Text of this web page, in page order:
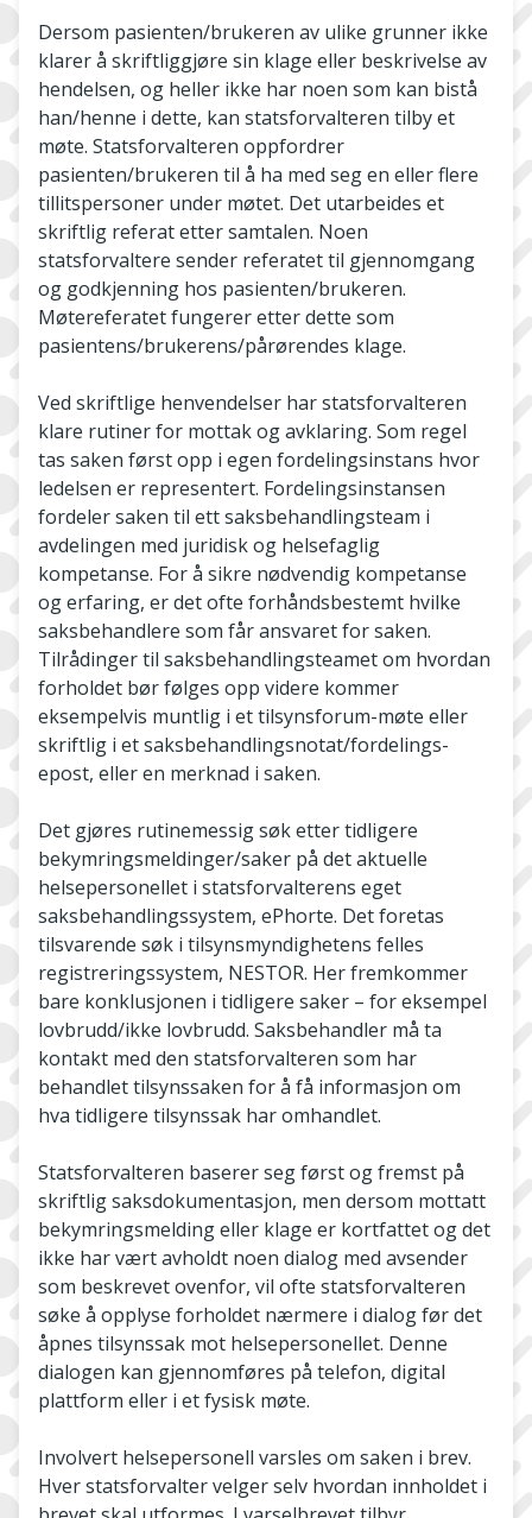
Dersom pasienten/brukeren av ulike grunner ikke
klarer å skriftliggjøre sin klage eller beskrivelse av
hendelsen, og heller ikke har noen som kan bistå
han/henne i dette, kan statsforvalteren tilby et
møte. Statsforvalteren oppfordrer
pasienten/brukeren til å ha med seg en eller flere
tillitspersoner under møtet. Det utarbeides et
skriftlig referat etter samtalen. Noen
statsforvaltere sender referatet til gjennomgang
og godkjenning hos pasienten/brukeren.
Møtereferatet fungerer etter dette som
pasientens/brukerens/pårørendes klage.
Ved skriftlige henvendelser har statsforvalteren
klare rutiner for mottak og avklaring. Som regel
tas saken først opp i egen fordelingsinstans hvor
ledelsen er representert. Fordelingsinstansen
fordeler saken til ett saksbehandlingsteam i
avdelingen med juridisk og helsefaglig
kompetanse. For å sikre nødvendig kompetanse
og erfaring, er det ofte forhåndsbestemt hvilke
saksbehandlere som får ansvaret for saken.
Tilrådinger til saksbehandlingsteamet om hvordan
forholdet bør følges opp videre kommer
eksempelvis muntlig i et tilsynsforum-møte eller
skriftlig i et saksbehandlingsnotat/fordelings-
epost, eller en merknad i saken.
Det gjøres rutinemessig søk etter tidligere
bekymringsmeldinger/saker på det aktuelle
helsepersonellet i statsforvalterens eget
saksbehandlingssystem, ePhorte. Det foretas
tilsvarende søk i tilsynsmyndighetens felles
registreringssystem, NESTOR. Her fremkommer
bare konklusjonen i tidligere saker – for eksempel
lovbrudd/ikke lovbrudd. Saksbehandler må ta
kontakt med den statsforvalteren som har
behandlet tilsynssaken for å få informasjon om
hva tidligere tilsynssak har omhandlet.
Statsforvalteren baserer seg først og fremst på
skriftlig saksdokumentasjon, men dersom mottatt
bekymringsmelding eller klage er kortfattet og det
ikke har vært avholdt noen dialog med avsender
som beskrevet ovenfor, vil ofte statsforvalteren
søke å opplyse forholdet nærmere i dialog før det
åpnes tilsynssak mot helsepersonellet. Denne
dialogen kan gjennomføres på telefon, digital
plattform eller i et fysisk møte.
Involvert helsepersonell varsles om saken i brev.
Hver statsforvalter velger selv hvordan innholdet i